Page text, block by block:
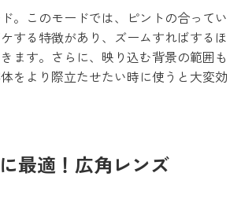
。このモードでは、ピントの合ってい
する特徴があり、ズームすればするほ
ます。さらに、映り込む背景の範囲も
をより際立たせたい時に使うと大変効
最適！広角レンズ